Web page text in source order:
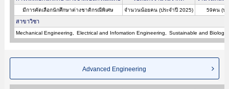
มีการคัดเลือกนักศึกษาต่างชาติกรณีพิเศษ จำนวนน้อยคน (ประจำปี 2025) 59คน (ป
สาขาวิชา
Mechanical Engineering Electrical and Infomation Engineering Sustainable and
Advanced Engineering